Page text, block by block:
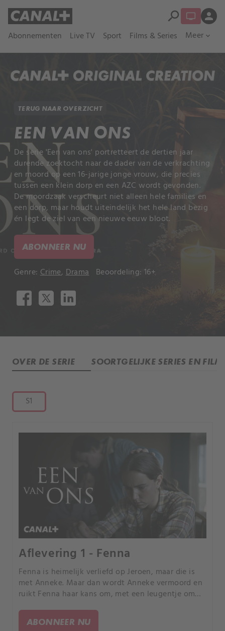
Abonnementen Live TV Sport Films & Series Meer expand_more
search person
TERUG NAAR OVERZICHT
EEN VAN ONS
De serie 'Een van ons' portretteert de dertien jaar
durende zoektocht naar de dader van de verkrachting
en moord op een 16-jarige jonge vrouw, die precies
tussen een klein dorp en een AZC wordt gevonden.
De moordzaak verscheurt niet alleen hele families en
een dorp, maar houdt uiteindelijk het hele land bezig
én legt de ziel van een nieuwe eeuw bloot.
ABONNEER NU
Genre: Crime, Drama Beoordeling: 16+
OVER DE SERIE SOORTGELIJKE SERIES EN
S1
Aflevering 1 - Fenna
Fenna is heimelijk verliefd op Jeroen, maar die is
met Anneke. Maar dan wordt Anneke vermoord en
ruikt Fenna haar kans om, met een leugentje om
ABONNEER NU